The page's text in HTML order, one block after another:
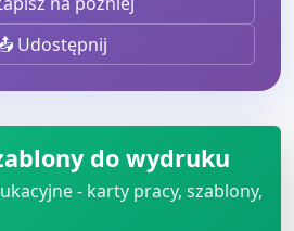
Udostępnij
do wydruku
- karty pracy, szablony,